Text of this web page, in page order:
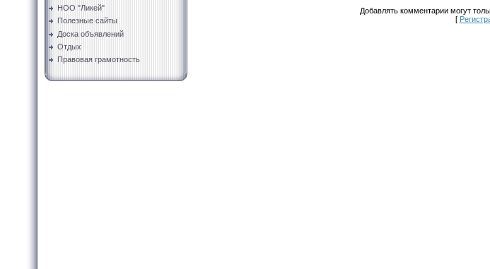
НОО "Ликей"
Полезные сайты
Доска объявлений
Отдых
Правовая грамотность
Добавлять комментарии могут
[